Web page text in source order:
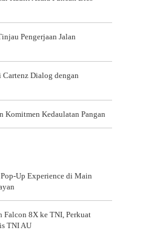
Pengerjaan Jalan
Cartenz Dialog dengan
Komitmen Kedaulatan Pangan
Up Experience di Main
Falcon 8X ke TNI, Perkuat
TNI AU